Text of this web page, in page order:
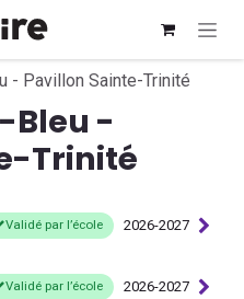
- Pavillon Sainte-Trinité
Bleu -
Trinité
Validé par l’école 2026-2027
Validé par l’école 2026-2027